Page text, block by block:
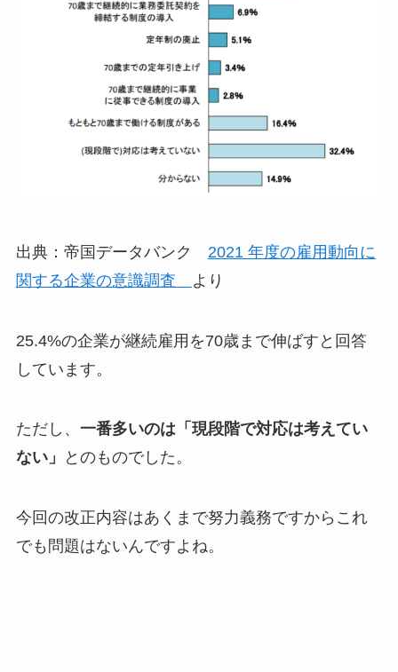
出典：帝国データバンク 2021 年度の雇用動向に
関する企業の意識調査
より
25.4%の企業が継続雇用を70歳まで伸ばすと回答
しています。
ただし、 一番多いのは「現段階で対応は考えてい
ない」
とのものでした。
今回の改正内容はあくまで努力義務ですからこれ
でも問題はないんですよね。